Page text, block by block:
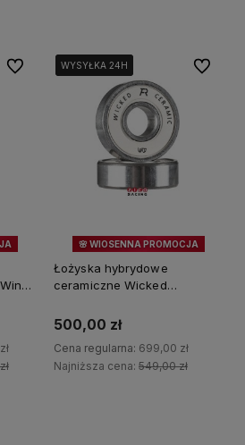
Do ulubionych
🌸 WIOSENNA PROMOCJA
WYSYŁKA 24H
WYSYŁKA 24H
WYSYŁKA 24H
Łożyska hybrydowe
ceramiczne Wicked
500,00 zł
Cena regularna: 699,00 zł
Najniższa cena: 549,00 zł
Do